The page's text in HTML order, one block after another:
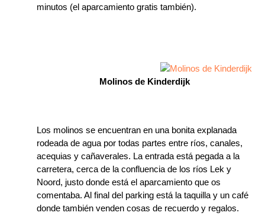
minutos (el aparcamiento gratis también).
Molinos de Kinderdijk
Los molinos se encuentran en una bonita explanada
rodeada de agua por todas partes entre ríos, canales,
acequias y cañaverales. La entrada está pegada a la
carretera, cerca de la confluencia de los ríos Lek y
Noord, justo donde está el aparcamiento que os
comentaba. Al final del parking está la taquilla y un café
donde también venden cosas de recuerdo y regalos.